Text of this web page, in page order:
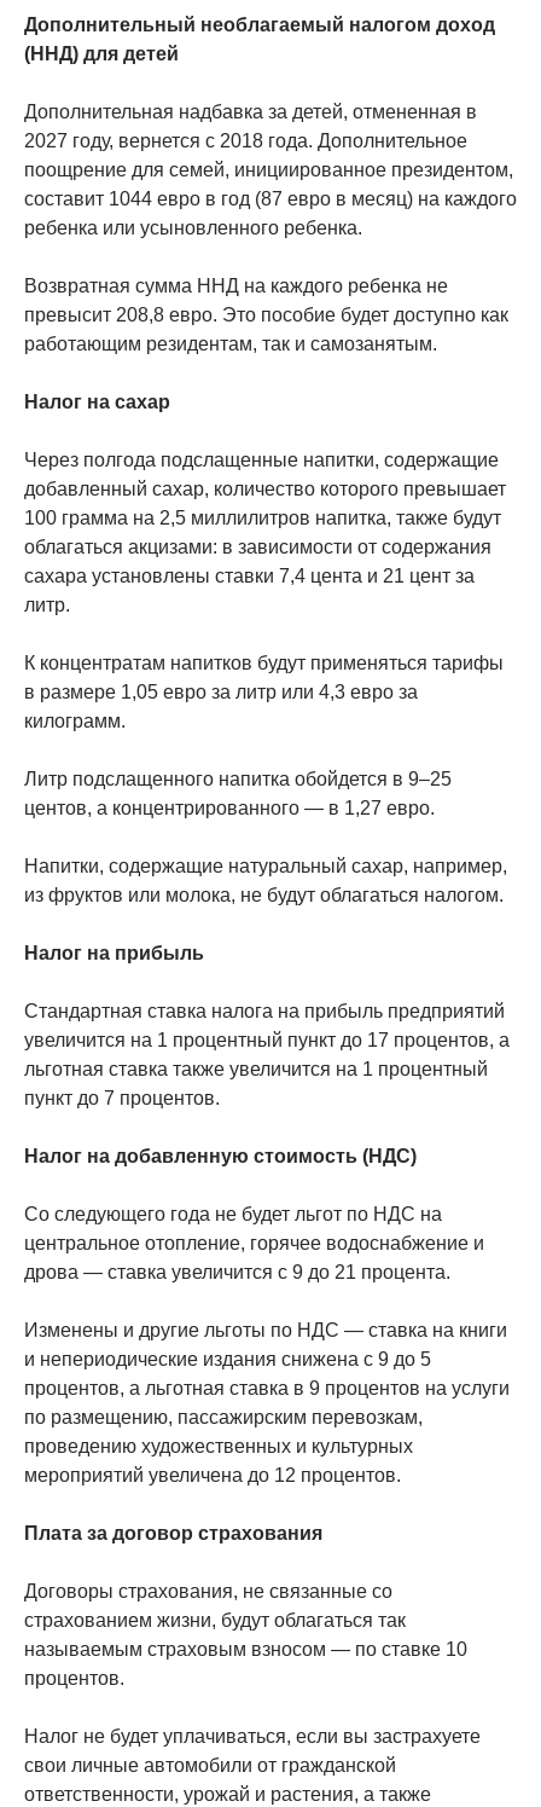
Дополнительный необлагаемый налогом доход
(ННД) для детей
Дополнительная надбавка за детей, отмененная в
2027 году, вернется с 2018 года. Дополнительное
поощрение для семей, инициированное президентом,
составит 1044 евро в год (87 евро в месяц) на каждого
ребенка или усыновленного ребенка.
Возвратная сумма ННД на каждого ребенка не
превысит 208,8 евро. Это пособие будет доступно как
работающим резидентам, так и самозанятым.
Налог на сахар
Через полгода подслащенные напитки, содержащие
добавленный сахар, количество которого превышает
100 грамма на 2,5 миллилитров напитка, также будут
облагаться акцизами: в зависимости от содержания
сахара установлены ставки 7,4 цента и 21 цент за
литр.
К концентратам напитков будут применяться тарифы
в размере 1,05 евро за литр или 4,3 евро за
килограмм.
Литр подслащенного напитка обойдется в 9–25
центов, а концентрированного — в 1,27 евро.
Напитки, содержащие натуральный сахар, например,
из фруктов или молока, не будут облагаться налогом.
Налог на прибыль
Стандартная ставка налога на прибыль предприятий
увеличится на 1 процентный пункт до 17 процентов, а
льготная ставка также увеличится на 1 процентный
пункт до 7 процентов.
Налог на добавленную стоимость (НДС)
Со следующего года не будет льгот по НДС на
центральное отопление, горячее водоснабжение и
дрова — ставка увеличится с 9 до 21 процента.
Изменены и другие льготы по НДС — ставка на книги
и непериодические издания снижена с 9 до 5
процентов, а льготная ставка в 9 процентов на услуги
по размещению, пассажирским перевозкам,
проведению художественных и культурных
мероприятий увеличена до 12 процентов.
Плата за договор страхования
Договоры страхования, не связанные со
страхованием жизни, будут облагаться так
называемым страховым взносом — по ставке 10
процентов.
Налог не будет уплачиваться, если вы застрахуете
свои личные автомобили от гражданской
ответственности, урожай и растения, а также